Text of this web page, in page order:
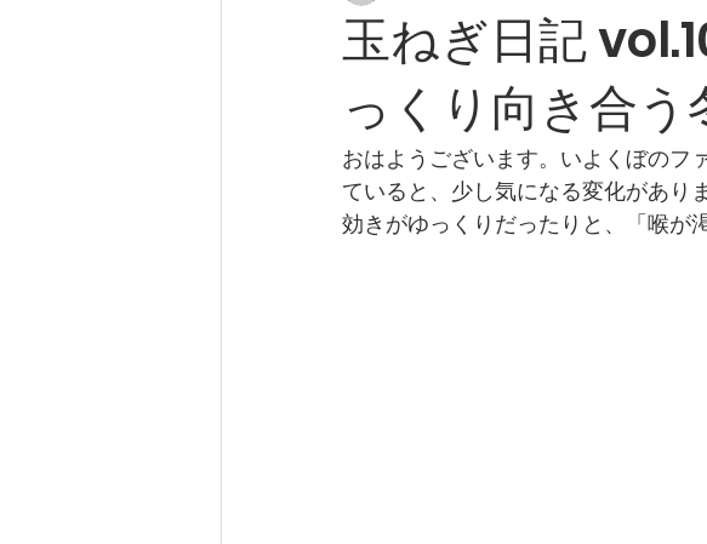
玉ねぎ日記
っくり向き合う
おはようございます。いよくぼのフ
ていると、少し気になる変化があり
効きがゆっくりだったりと、「喉が